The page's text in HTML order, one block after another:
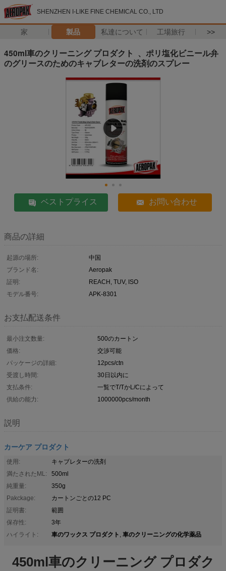
SHENZHEN I-LIKE FINE CHEMICAL CO., LTD
家 製品 私達について 工場旅行 >>
450ml車のクリーニング プロダクト 、ポリ塩化ビニール弁
のグリースのためのキャブレターの洗剤のスプレー
ベストプライス お問い合わせ
商品の詳細
起源の場所:
中国
ブランド名:
Aeropak
証明:
REACH, TUV, ISO
モデル番号:
APK-8301
お支払配送条件
最小注文数量:
500のカートン
価格:
交渉可能
パッケージの詳細:
12pcs/ctn
受渡し時間:
30日以内に
支払条件:
一覧でT/TかL/Cによって
供給の能力:
1000000pcs/month
説明
カーケア プロダクト
使用:
キャブレターの洗剤
満たされたML:
500ml
純重量:
350g
Pakckage:
カートンごとの12 PC
証明書:
範囲
保存性:
3年
ハイライト:
車のワックス プロダクト , 車のクリーニングの化学薬品
450ml車のクリーニング プロダク